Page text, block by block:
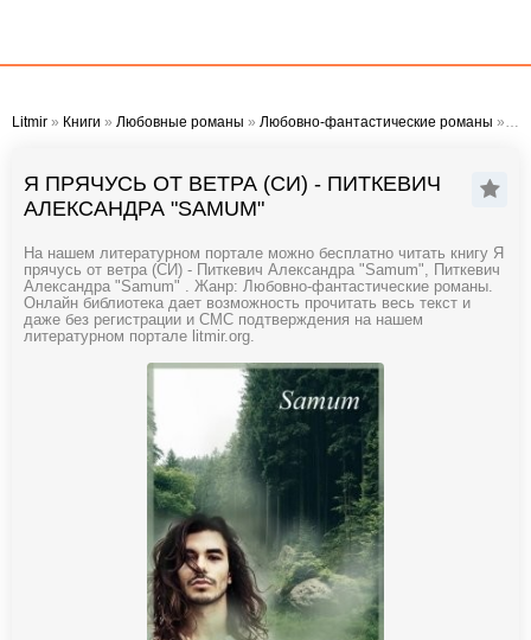
Litmir » Книги » Любовные романы » Любовно-фантастические романы » Я прячусь от ветра (СИ) - Питкевич Александра "Samum"
Я ПРЯЧУСЬ ОТ ВЕТРА (СИ) - ПИТКЕВИЧ
АЛЕКСАНДРА "SAMUM"
На нашем литературном портале можно бесплатно читать книгу Я
прячусь от ветра (СИ) - Питкевич Александра "Samum", Питкевич
Александра "Samum" . Жанр: Любовно-фантастические романы.
Онлайн библиотека дает возможность прочитать весь текст и
даже без регистрации и СМС подтверждения на нашем
литературном портале litmir.org.